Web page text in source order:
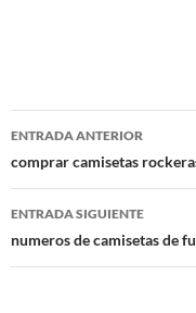
Navegación
de
entradas
ENTRADA ANTERIOR
comprar camisetas
ENTRADA SIGUIENTE
numeros de camisetas de